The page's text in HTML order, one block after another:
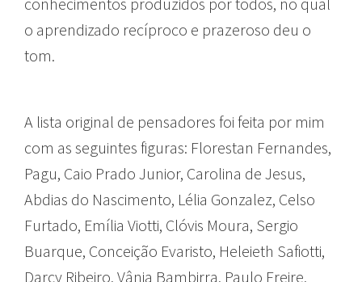
o aprendizado recíproco e prazeroso deu o
tom.
A lista original de pensadores foi feita por mim
com as seguintes figuras: Florestan Fernandes,
Pagu, Caio Prado Junior, Carolina de Jesus,
Abdias do Nascimento, Lélia Gonzalez, Celso
Furtado, Emília Viotti, Clóvis Moura, Sergio
Buarque, Conceição Evaristo, Heleieth Safiotti,
Darcy Ribeiro, Vânia Bambirra, Paulo Freire,